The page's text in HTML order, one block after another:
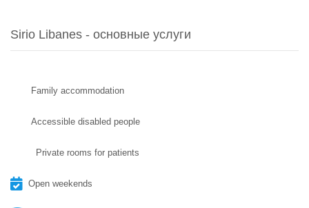
Sirio Libanes - основные услуги
Family accommodation
Accessible disabled people
Private rooms for patients
Open weekends